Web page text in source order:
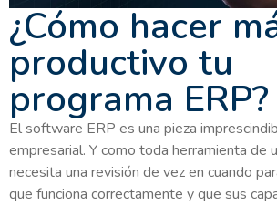
¿Cómo hacer
productivo tu
programa ERP?
El software ERP es una pieza
empresarial. Y como toda herramienta de
necesita una revisión de vez en cuando
que funciona correctamente y que sus